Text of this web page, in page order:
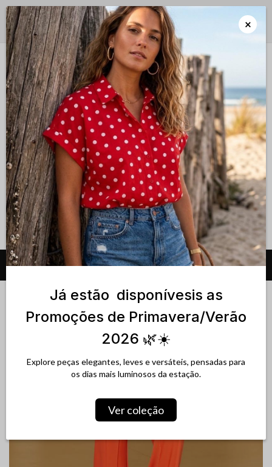
Portes gratuitos a partir de 50€ para Portugal Continental
Alternar
×
Já estão disponívesis as
Promoções de Primavera/Verão
2026 🌿☀️
Explore peças elegantes, leves e versáteis, pensadas para
os dias mais luminosos da estação.
Ver coleção